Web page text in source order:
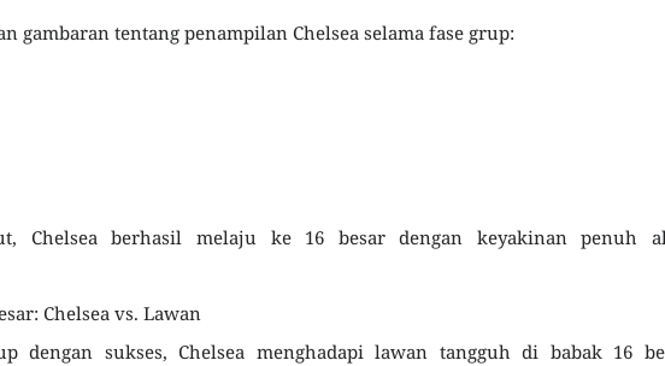
gambaran tentang penampilan Chelsea selama fase grup:
Chelsea berhasil melaju ke 16 besar dengan keyakinan penuh
Chelsea vs. Lawan
dengan sukses, Chelsea menghadapi lawan tangguh di babak 16